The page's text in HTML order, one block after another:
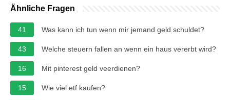
Ähnliche Fragen
41 Was kann ich tun wenn mir jemand geld schuldet?
43 Welche steuern fallen an wenn ein haus vererbt wird?
16 Mit pinterest geld veerdienen?
15 Wie viel etf kaufen?